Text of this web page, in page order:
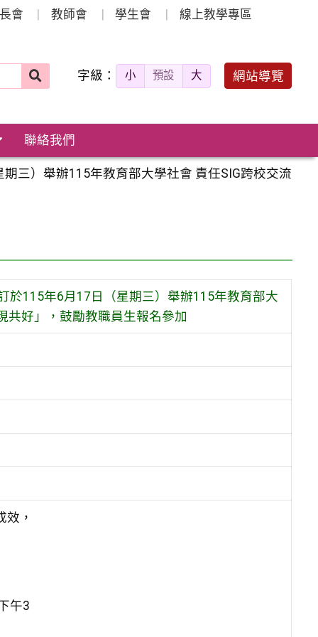
會 教師會 學生會 線上教學專區
字級： 小 預設 大 網站導覽
聯絡我們
三）舉辦115年教育部大學社會 責任SIG跨校交流
於115年6月17日（星期三）舉辦115年教育部大
共好」，鼓勵教職員生報名參加
效，
午3